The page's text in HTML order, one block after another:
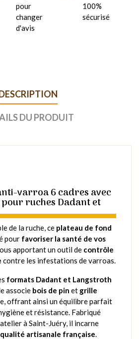
pour
changer
d'avis
100%
sécurisé
DU PRODUIT
varroa 6 cadres avec
ruches Dadant et
de la ruche, ce plateau de fond
pour favoriser la santé de vos
apportant un outil de contrôle
contre les infestations de varroas.
formats Dadant et Langstroth
associe bois de pin et grille
offrant ainsi un équilibre parfait
et résistance. Fabriqué
à Saint-Juéry, il incarne
qualité artisanale française.